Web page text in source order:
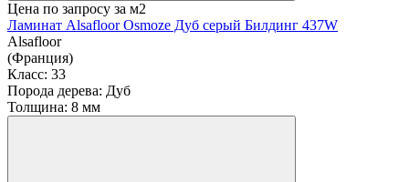
Цена по запросу за м2
Ламинат Alsafloor Osmoze Дуб серый Билдинг 437W
Alsafloor
(Франция)
Класс: 33
Порода дерева: Дуб
Толщина: 8 мм